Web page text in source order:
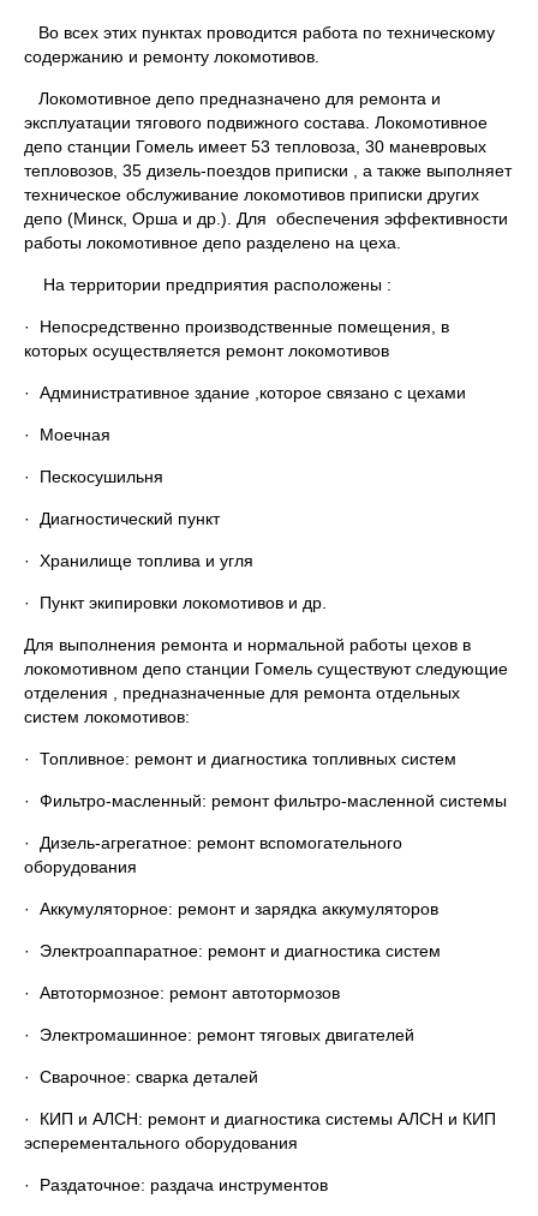
Во всех этих пунктах проводится работа по техническому
содержанию и ремонту локомотивов.
Локомотивное депо предназначено для ремонта и
эксплуатации тягового подвижного состава. Локомотивное
депо станции Гомель имеет 53 тепловоза, 30 маневровых
тепловозов, 35 дизель-поездов приписки , а также выполняет
техническое обслуживание локомотивов приписки других
депо (Минск, Орша и др.). Для обеспечения эффективности
работы локомотивное депо разделено на цеха.
На территории предприятия расположены :
· Непосредственно производственные помещения, в
которых осуществляется ремонт локомотивов
· Административное здание ,которое связано с цехами
· Моечная
· Пескосушильня
· Диагностический пункт
· Хранилище топлива и угля
· Пункт экипировки локомотивов и др.
Для выполнения ремонта и нормальной работы цехов в
локомотивном депо станции Гомель существуют следующие
отделения , предназначенные для ремонта отдельных
систем локомотивов:
· Топливное: ремонт и диагностика топливных систем
· Фильтро-масленный: ремонт фильтро-масленной системы
· Дизель-агрегатное: ремонт вспомогательного
оборудования
· Аккумуляторное: ремонт и зарядка аккумуляторов
· Электроаппаратное: ремонт и диагностика систем
· Автотормозное: ремонт автотормозов
· Электромашинное: ремонт тяговых двигателей
· Сварочное: сварка деталей
· КИП и АЛСН: ремонт и диагностика системы АЛСН и КИП
эсперементального оборудования
· Раздаточное: раздача инструментов